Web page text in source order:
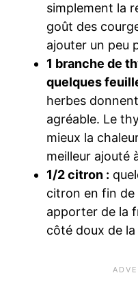
simplement la
goût des
ajouter un peu
1 branche de
quelques
herbes
agréable. Le
mieux la
meilleur ajouté
1/2 citron :
citron en fin
apporter de la
côté doux de